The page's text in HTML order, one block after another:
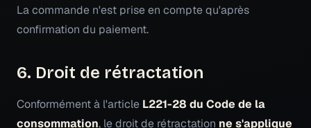
La commande n'est prise en compte qu'après
confirmation du paiement.
6. Droit de rétractation
Conformément à l'article L221-28 du Code de la
consommation, le droit de rétractation ne s'applique